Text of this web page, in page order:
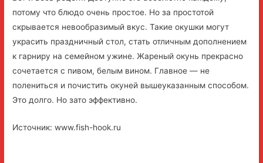
потому что блюдо очень простое. Но за простотой
скрывается невообразимый вкус. Такие окушки могут
украсить праздничный стол, стать отличным дополнением
к гарниру на семейном ужине. Жареный окунь прекрасно
сочетается с пивом, белым вином. Главное — не
полениться и почистить окуней вышеуказанным способом.
Это долго. Но зато эффективно.
Источник: www.fish-hook.ru